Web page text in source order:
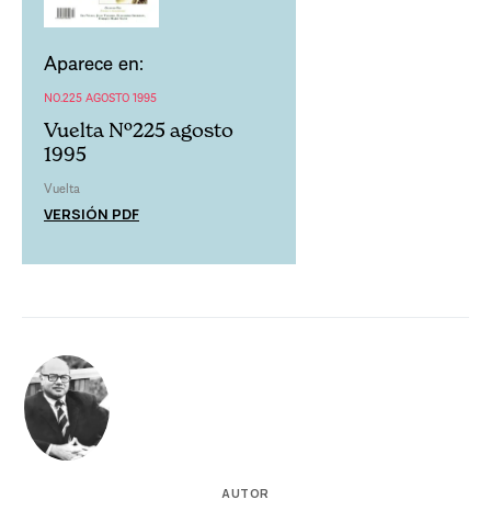
Aparece en:
NO.225 AGOSTO 1995
Vuelta Nº225 agosto
1995
Vuelta
VERSIÓN PDF
AUTOR